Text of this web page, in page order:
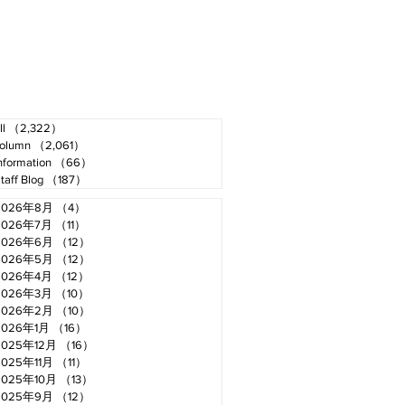
（2,322）
（2,061）
（66）
Blog
（187）
年8月 （4）
年7月
（11）
年6月
（12）
年5月
（12）
年4月
（12）
年3月
（10）
年2月
（10）
年1月
（16）
年12月
（16）
年11月
（11）
年10月
（13）
年9月
（12）